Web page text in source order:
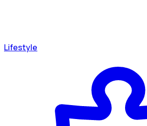
Lifestyle